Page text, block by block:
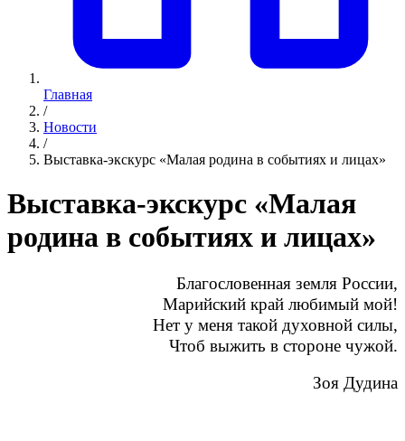
Главная
/
Новости
/
Выставка-экскурс «Малая родина в событиях и лицах»
Выставка-экскурс «Малая
родина в событиях и лицах»
Благословенная земля России,
Марийский край любимый мой!
Нет у меня такой духовной силы,
Чтоб выжить в стороне чужой.
Зоя Дудина